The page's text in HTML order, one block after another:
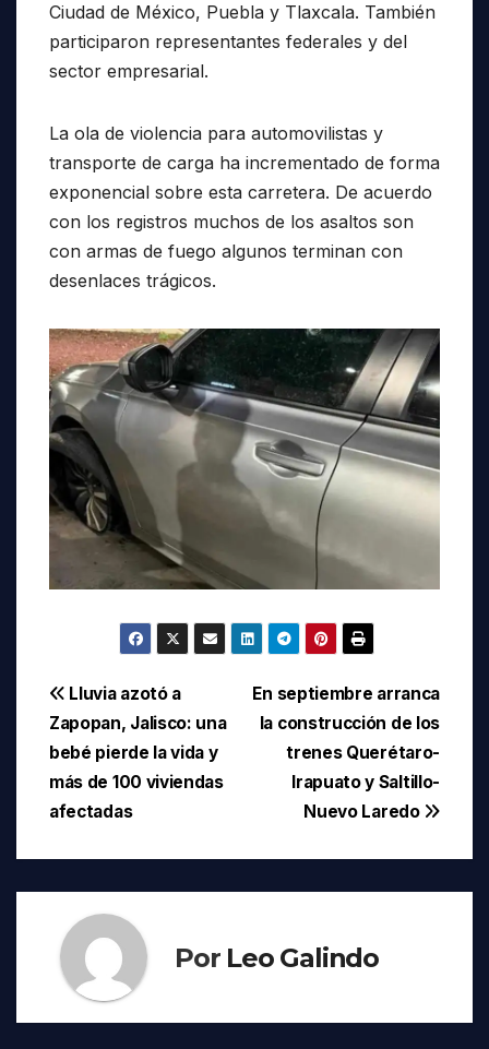
Ciudad de México, Puebla y Tlaxcala. También
participaron representantes federales y del
sector empresarial.
La ola de violencia para automovilistas y
transporte de carga ha incrementado de forma
exponencial sobre esta carretera. De acuerdo
con los registros muchos de los asaltos son
con armas de fuego algunos terminan con
desenlaces trágicos.
Navegación
de
entradas
En septiembre arranca
la construcción de los
trenes Querétaro-
Irapuato y Saltillo-
Nuevo Laredo
Lluvia azotó a
Zapopan, Jalisco: una
bebé pierde la vida y
más de 100 viviendas
afectadas
Por Leo Galindo